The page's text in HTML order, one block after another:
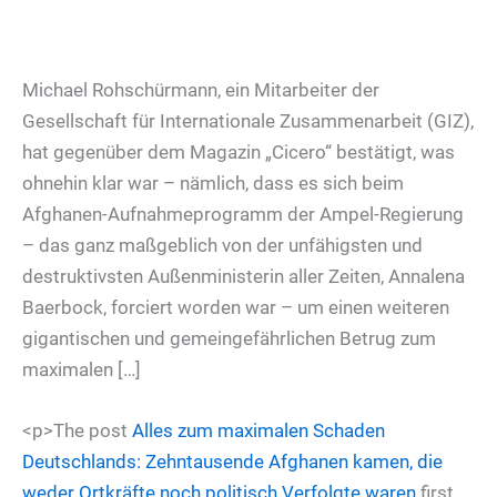
Michael Rohschürmann, ein Mitarbeiter der
Gesellschaft für Internationale Zusammenarbeit (GIZ),
hat gegenüber dem Magazin „Cicero“ bestätigt, was
ohnehin klar war – nämlich, dass es sich beim
Afghanen-Aufnahmeprogramm der Ampel-Regierung
– das ganz maßgeblich von der unfähigsten und
destruktivsten Außenministerin aller Zeiten, Annalena
Baerbock, forciert worden war – um einen weiteren
gigantischen und gemeingefährlichen Betrug zum
maximalen […]
<p>The post Alles zum maximalen Schaden
Deutschlands: Zehntausende Afghanen kamen, die
weder Ortkräfte noch politisch Verfolgte waren first